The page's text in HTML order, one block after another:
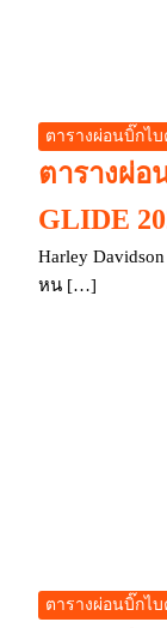
ตารางผ่อนบิ๊กไบ
ตารางผ่อ
GLIDE
Harley
หน […]
ตารางผ่อนบิ๊กไบ